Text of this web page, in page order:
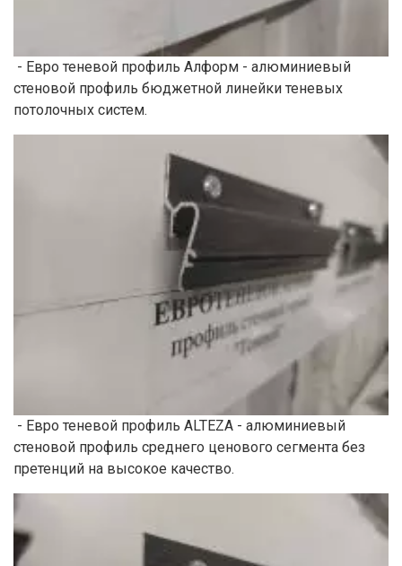
- Евро теневой профиль Алформ - алюминиевый
стеновой профиль бюджетной линейки теневых
потолочных систем.
- Евро теневой профиль ALTEZA - алюминиевый
стеновой профиль среднего ценового сегмента без
претенций на высокое качество.